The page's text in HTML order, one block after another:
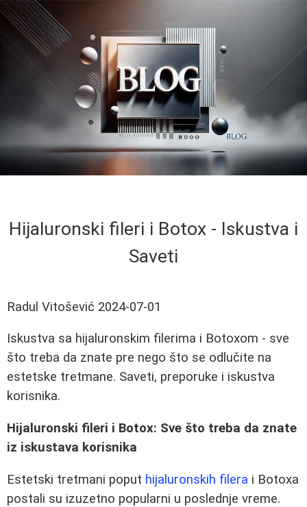
Hijaluronski fileri i Botox - Iskustva i
Saveti
Radul Vitošević 2024-07-01
Iskustva sa hijaluronskim filerima i Botoxom - sve
što treba da znate pre nego što se odlučite na
estetske tretmane. Saveti, preporuke i iskustva
korisnika.
Hijaluronski fileri i Botox: Sve što treba da znate
iz iskustava korisnika
Estetski tretmani poput hijaluronskih filera i Botoxa
postali su izuzetno popularni u poslednje vreme.